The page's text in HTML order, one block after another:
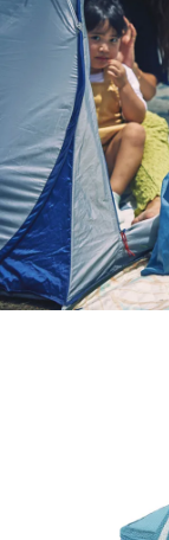
1.分期款項不併入電
醒簡訊。
2.透過簡訊連結打開
帳／街口支付／
【注意事項】
1.本服務係由「台灣
用戶於交易時，得透
買賣價金債權讓與本
2.基於同意付款使用
資料（包含姓名、電
由本公司與您本人進
3.完整用戶服務條款
【「AFTEE先享後付
１．於結帳方式選擇
結帳頁面，進行簡訊
２．訂單成立數日內
３．收到繳費通知簡
ATM／網路銀行／等
※ 請注意：結帳手續
購買商品的店家。未
後付繳納相關費用。
※ 交易是否成功請以
是否繳費成功／繳費
客戶支援中心」
【注意事項】
２．關於個人資料處
３．未成年的使用者
「AFTEE先享後付」
４．使用「AFTEE先
時審查核予不同之上
請求用戶進行身份認
每筆NT$70，滿
付款後7-11取貨
每筆NT$70，滿
宅配
每筆NT$100，滿
京站台北店客服中
請自備購物袋，若
免運費